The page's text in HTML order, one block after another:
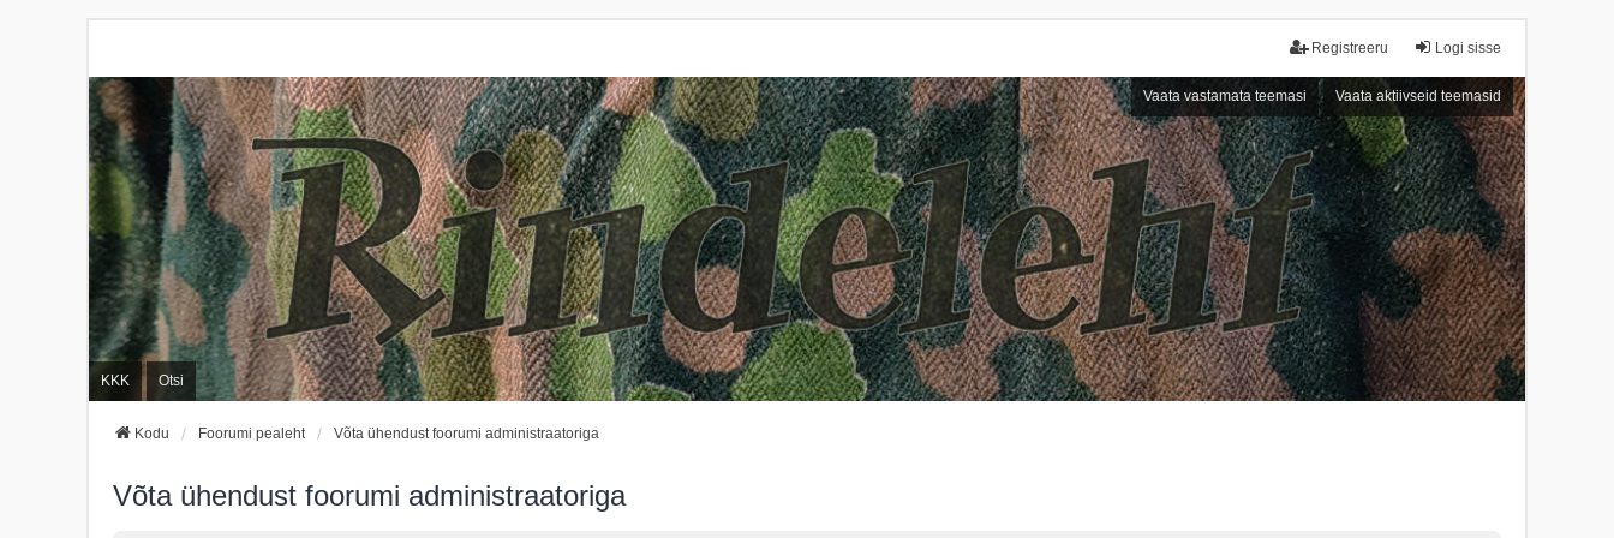
Logi sisse
Registreeru
Vaata vastamata teemasi Vaata aktiivseid teemasid
KKK Otsi
Kodu Foorumi pealeht Võta ühendust foorumi administraatoriga
Võta ühendust foorumi administraatoriga